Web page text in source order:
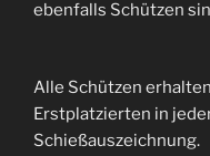
ebenfalls Schützen
Alle Schützen
Erstplatzierten in
Schießauszeichnung.